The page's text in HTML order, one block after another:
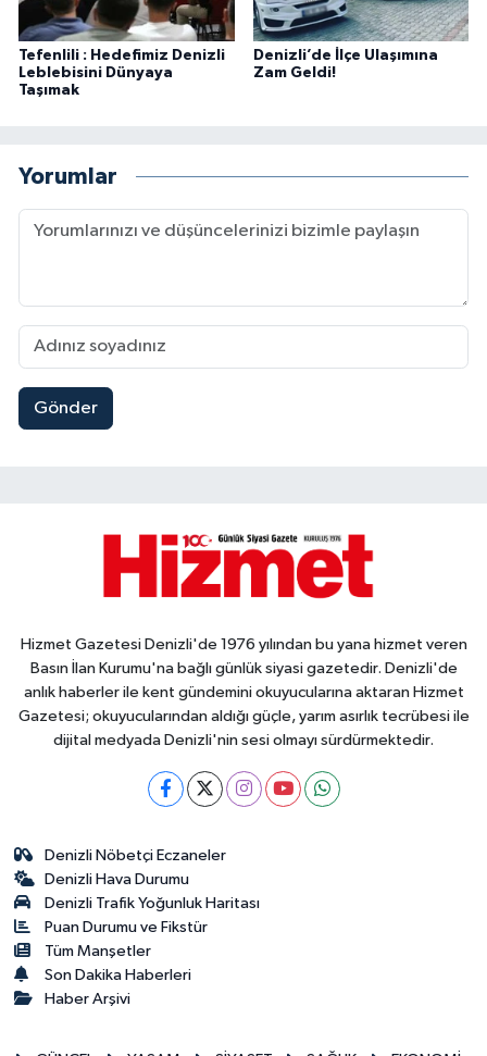
Tefenlili : Hedefimiz Denizli
Leblebisini Dünyaya
Taşımak
Denizli’de İlçe Ulaşımına
Zam Geldi!
Yorumlar
Gönder
Hizmet Gazetesi Denizli'de 1976 yılından bu yana hizmet veren
Basın İlan Kurumu'na bağlı günlük siyasi gazetedir. Denizli'de
anlık haberler ile kent gündemini okuyucularına aktaran Hizmet
Gazetesi; okuyucularından aldığı güçle, yarım asırlık tecrübesi ile
dijital medyada Denizli'nin sesi olmayı sürdürmektedir.
Denizli Nöbetçi Eczaneler
Denizli Hava Durumu
Denizli Trafik Yoğunluk Haritası
Puan Durumu ve Fikstür
Tüm Manşetler
Son Dakika Haberleri
Haber Arşivi